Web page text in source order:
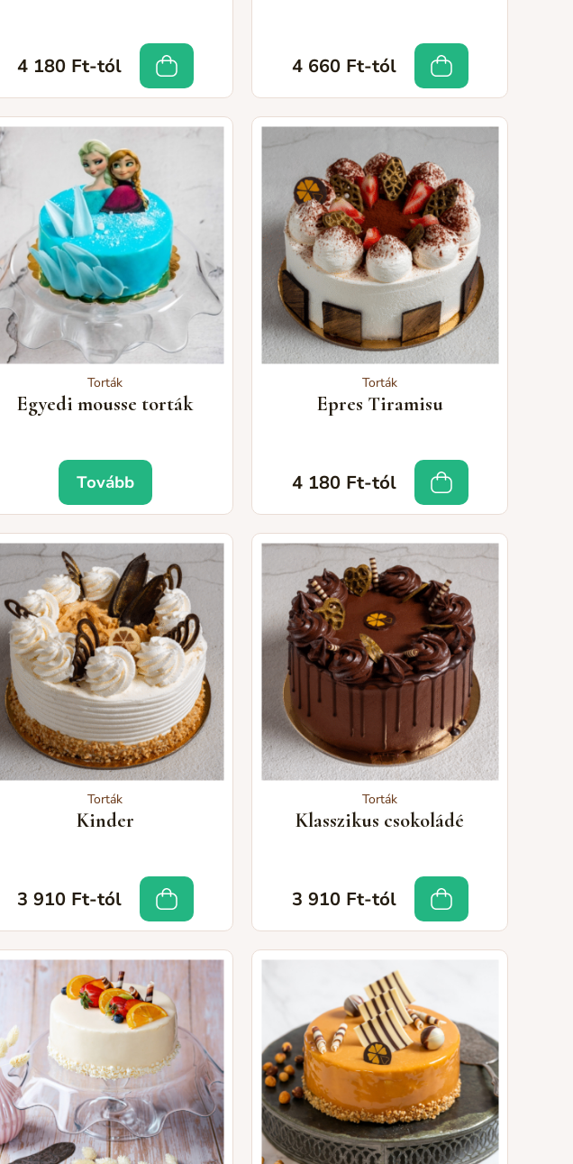
4 180 Ft-tól 4 660 Ft-tól
Torták
Egyedi mousse torták
Tovább
Torták
Epres Tiramisu
4 180 Ft-tól
Torták
Kinder
3 910 Ft-tól
Torták
Klasszikus csokoládé
3 910 Ft-tól